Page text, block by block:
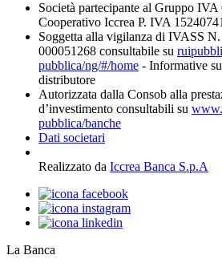
Società partecipante al Gruppo
Cooperativo Iccrea P. IVA
Soggetta alla vigilanza di IVASS
000051268 consultabile su
pubblica/ng/#/home - Informative
distributore
Autorizzata dalla Consob alla
d’investimento consultabili su
pubblica/banche
Dati societari
Realizzato da Iccrea Banca S.p.A
La Banca